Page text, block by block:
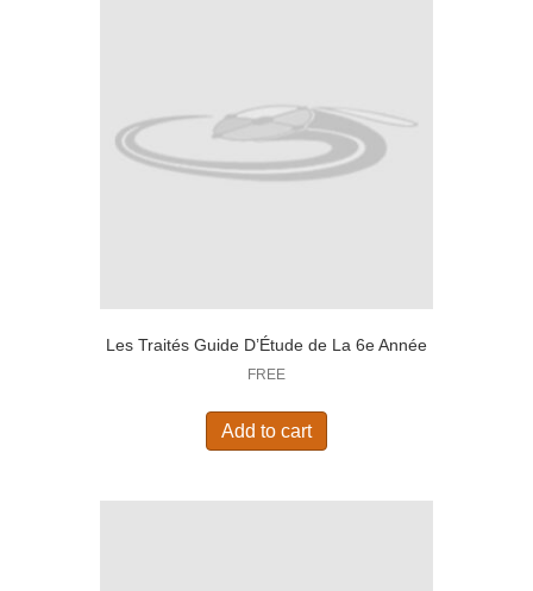
Les Traités Guide D’Étude de La 6e Année
FREE
Add to cart